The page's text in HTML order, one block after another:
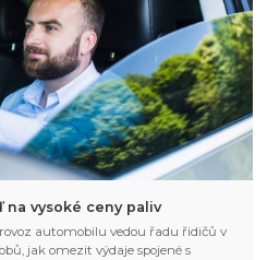
na vysoké ceny paliv
automobilu vedou řadu řidičů v
jak omezit výdaje spojené s